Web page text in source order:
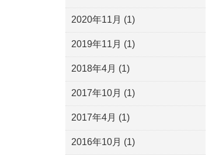
2020年11月 (1)
2019年11月 (1)
2018年4月 (1)
2017年10月 (1)
2017年4月 (1)
2016年10月 (1)